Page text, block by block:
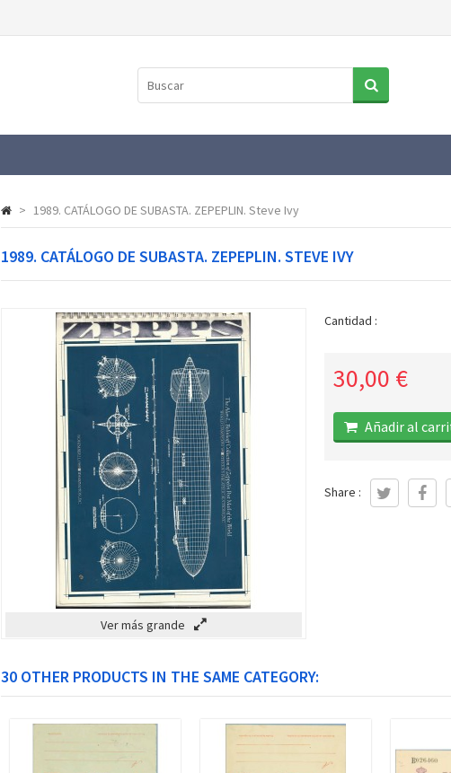
> 1989. CATÁLOGO DE SUBASTA. ZEPEPLIN. Steve Ivy
1989. CATÁLOGO DE SUBASTA. ZEPEPLIN. STEVE IVY
Ver más grande
Cantidad :
30,00 €
Añadir al
Share :
30 OTHER PRODUCTS IN THE SAME CATEGORY: